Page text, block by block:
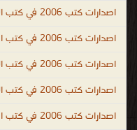
اصدارات كتب 2006 في كتب المعاجم واللغات
اصدارات كتب 2006 في كتب الأطفال قصص ومجلات
اصدارات كتب 2006 في كتب الطب
اصدارات كتب 2006 في كتب اللياقة البدنية والصحة العامة
اصدارات كتب 2006 في كتب الأدب